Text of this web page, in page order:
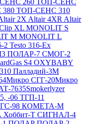
ТОП-СЕНС 310
2X Altair 4XR Altair
XL MONOLIT S
M MONOLIT L
2 Testo 316-Ex
ПОЛАР-7 СМОГ-2
S4 OXYBABY
Палладий-3М
СГГ-20Микро
7635Smokerlyzer
-06 ТГП-11
98 КОМЕТА-М
Хоббит-Т СИГНАЛ-4